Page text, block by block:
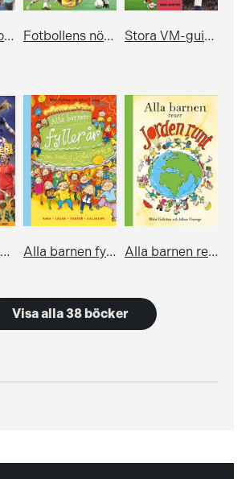
Quiz och rekordbok för fotbollsnördar Fotbollens nördbok extra allt - quiz, listor och fakta Stora VM-guiden till fotbolls-VM 2022
Svenska fotbollsbragder och fiaskon i stora mästerskap Alla barnen fyller år Alla barnen reser jorden runt
Visa alla 38 böcker